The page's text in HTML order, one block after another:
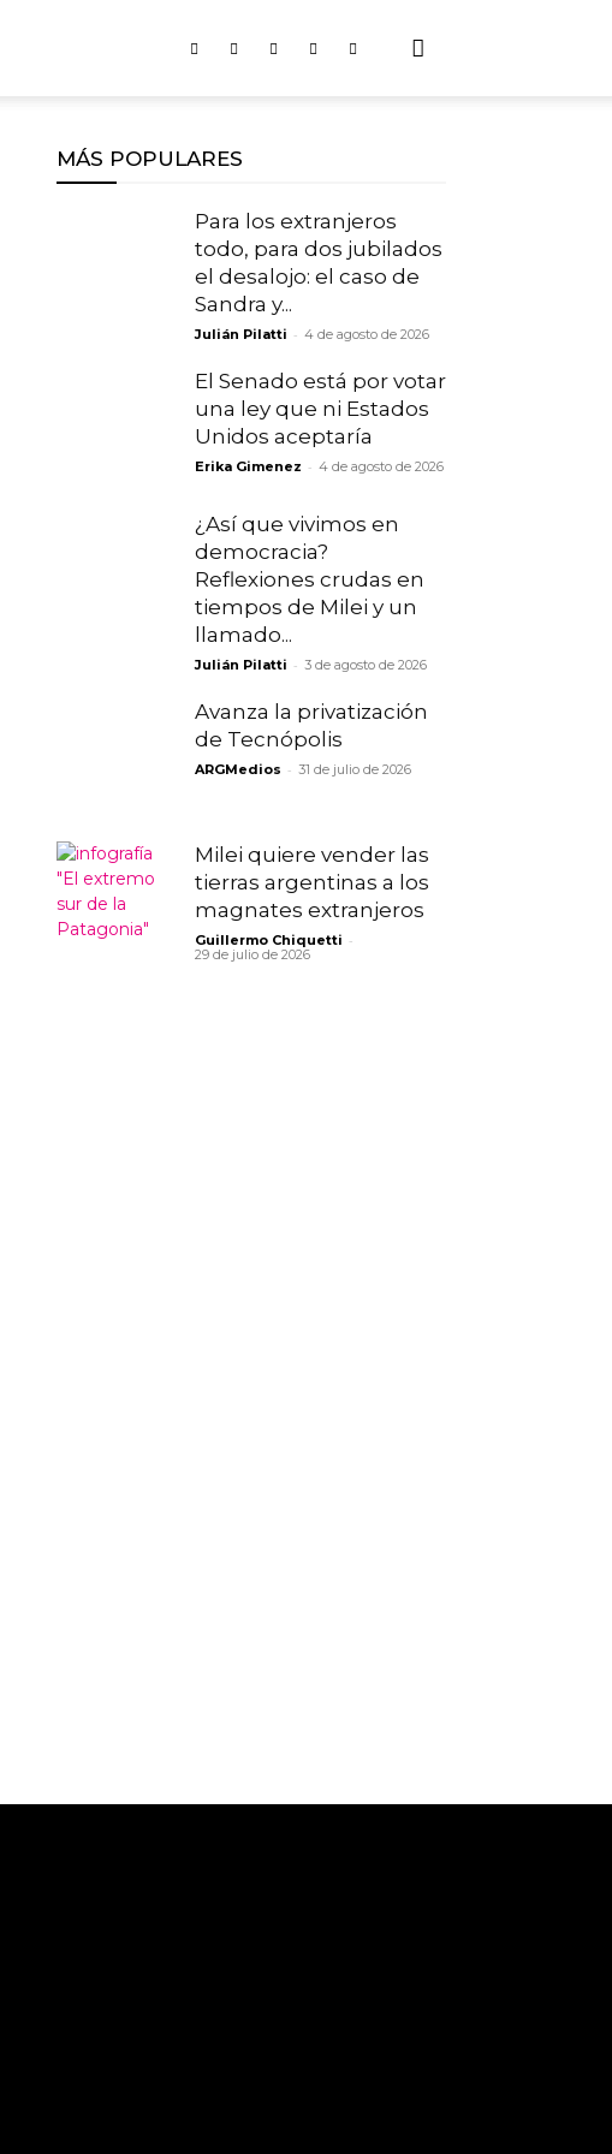
MÁS POPULARES
Para los extranjeros
todo, para dos jubilados
el desalojo: el caso de
Sandra y...
Julián Pilatti - 4 de agosto de 2026
El Senado está por votar
una ley que ni Estados
Unidos aceptaría
Erika Gimenez - 4 de agosto de 2026
¿Así que vivimos en
democracia?
Reflexiones crudas en
tiempos de Milei y un
llamado...
Julián Pilatti - 3 de agosto de 2026
Avanza la privatización
de Tecnópolis
ARGMedios - 31 de julio de 2026
Milei quiere vender las
tierras argentinas a los
magnates extranjeros
Guillermo Chiquetti -
29 de julio de 2026